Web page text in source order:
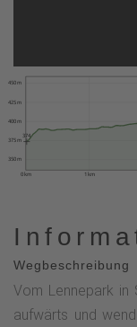
0 km 1 km
350 m
375 m
400 m
425 m
450 m
374
Wegbeschreibung
Vom Lennepark in
aufwärts und